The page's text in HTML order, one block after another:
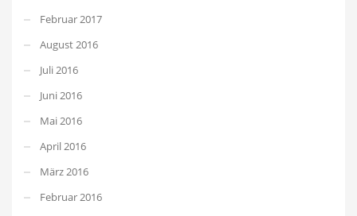
Februar 2017
August 2016
Juli 2016
Juni 2016
Mai 2016
April 2016
März 2016
Februar 2016